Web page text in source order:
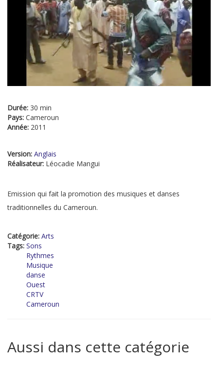
Durée: 30 min
Pays: Cameroun
Année: 2011
Version: Anglais
Réalisateur: Léocadie Mangui
Emission qui fait la promotion des musiques et danses
traditionnelles du Cameroun.
Catégorie: Arts
Tags: Sons
Rythmes
Musique
danse
Ouest
CRTV
Cameroun
Aussi dans cette catégorie